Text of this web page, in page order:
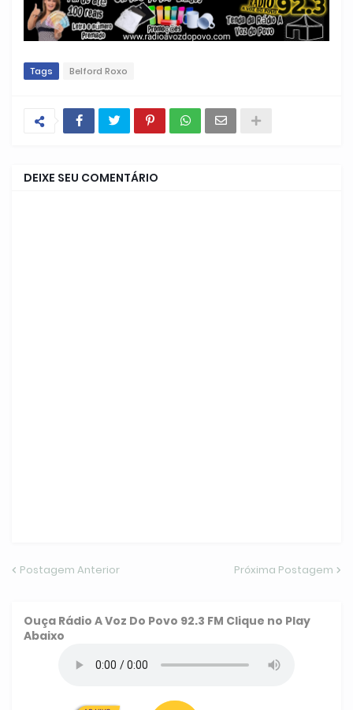
Tags Belford Roxo
DEIXE SEU COMENTÁRIO
Postagem Anterior Próxima Postagem
Ouça Rádio A Voz Do Povo 92.3 FM Clique no Play
Abaixo